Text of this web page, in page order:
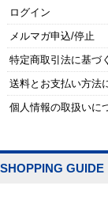
ログイン
メルマガ申込/停止
特定商取引法に基づ
送料とお支払い方法
個人情報の取扱いに
SHOPPING GUIDE